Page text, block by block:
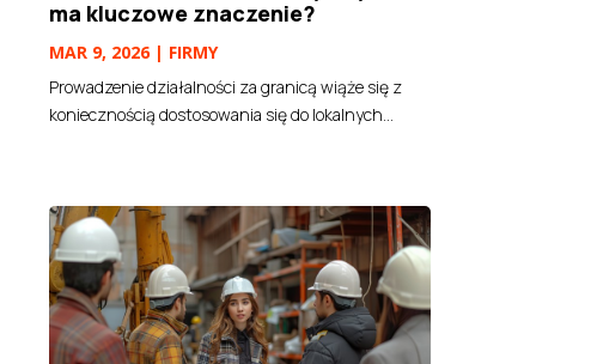
ma kluczowe znaczenie?
MAR 9, 2026| FIRMY
Prowadzenie działalności za granicą wiąże się z
koniecznością dostosowania się do lokalnych...